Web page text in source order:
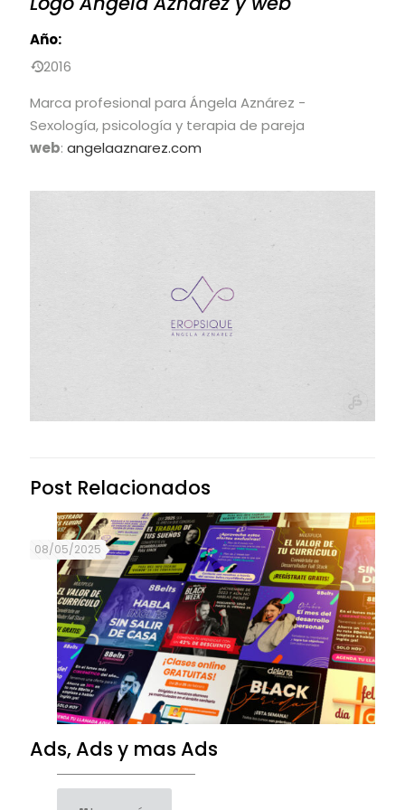
Año:
2016
Marca profesional para Ángela Aznárez -
Sexología, psicología y terapia de pareja
web: angelaaznarez.com
Post Relacionados
08/05/2025
Ads, Ads y mas Ads